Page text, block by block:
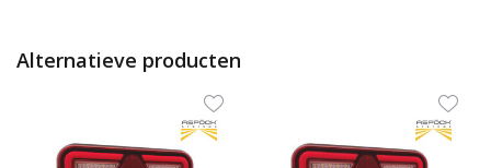
Alternatieve producten